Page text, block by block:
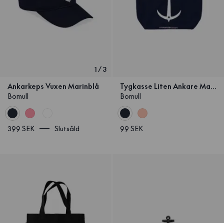
1/3
Ankarkeps Vuxen Marinblå
Bomull
399 SEK Slutsåld
Tygkasse Liten Ankare Marinblå
Bomull
99 SEK